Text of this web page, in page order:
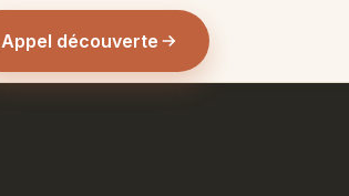
Appel découverte